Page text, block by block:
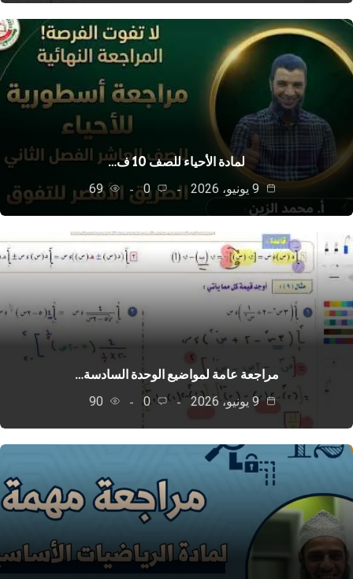
لمادة الأحياء للصف 10 ف…
9 يونيو، 2026
0
69
مراجعة عامة لمواضيع الوحدة السادسة…
0
90